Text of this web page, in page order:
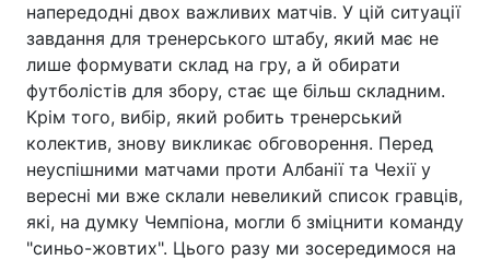
напередодні двох важливих матчів. У цій ситуації
завдання для тренерського штабу, який має не
лише формувати склад на гру, а й обирати
футболістів для збору, стає ще більш складним.
Крім того, вибір, який робить тренерський
колектив, знову викликає обговорення. Перед
неуспішними матчами проти Албанії та Чехії у
вересні ми вже склали невеликий список гравців,
які, на думку Чемпіона, могли б зміцнити команду
"синьо-жовтих". Цього разу ми зосередимося на